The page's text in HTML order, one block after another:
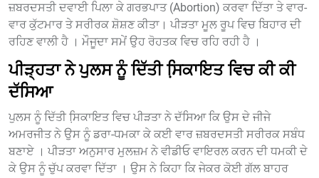
ਜ਼ਬਰਦਸਤੀ ਦਵਾਈ ਪਿਲਾ ਕੇ ਗਰਭਪਾਤ (Abortion) ਕਰਵਾ ਦਿੱਤਾ ਤੇ ਵਾਰ-
ਵਾਰ ਕੁੱਟਮਾਰ ਤੇ ਸਰੀਰਕ ਸ਼ੋਸ਼ਣ ਕੀਤਾ। ਪੀੜਤਾ ਮੂਲ ਰੂਪ ਵਿਚ ਬਿਹਾਰ ਦੀ
ਰਹਿਣ ਵਾਲੀ ਹੈ । ਮੌਜੂਦਾ ਸਮੇਂ ਉਹ ਰੋਹਤਕ ਵਿਚ ਰਹਿ ਰਹੀ ਹੈ ।
ਪੀੜ੍ਹਤਾ ਨੇ ਪੁਲਸ ਨੂੰ ਦਿੱਤੀ ਸਿ਼ਕਾਇਤ ਵਿਚ ਕੀ ਕੀ
ਦੱਸਿਆ
ਪੁਲਸ ਨੂੰ ਦਿੱਤੀ ਸਿ਼ਕਾਇਤ ਵਿਚ ਪੀੜਤਾ ਨੇ ਦੱਸਿਆ ਕਿ ਉਸ ਦੇ ਜੀਜੇ
ਅਮਰਜੀਤ ਨੇ ਉਸ ਨੂੰ ਡਰਾ-ਧਮਕਾ ਕੇ ਕਈ ਵਾਰ ਜ਼ਬਰਦਸਤੀ ਸਰੀਰਕ ਸਬੰਧ
ਬਣਾਏ । ਪੀੜਤਾ ਅਨੁਸਾਰ ਮੁਲਜ਼ਮ ਨੇ ਵੀਡੀਓ ਵਾਇਰਲ ਕਰਨ ਦੀ ਧਮਕੀ ਦੇ
ਕੇ ਉਸ ਨੂੰ ਚੁੱਪ ਕਰਵਾ ਦਿੱਤਾ । ਉਸ ਨੇ ਕਿਹਾ ਕਿ ਜੇਕਰ ਕੋਈ ਗੱਲ ਬਾਹਰ